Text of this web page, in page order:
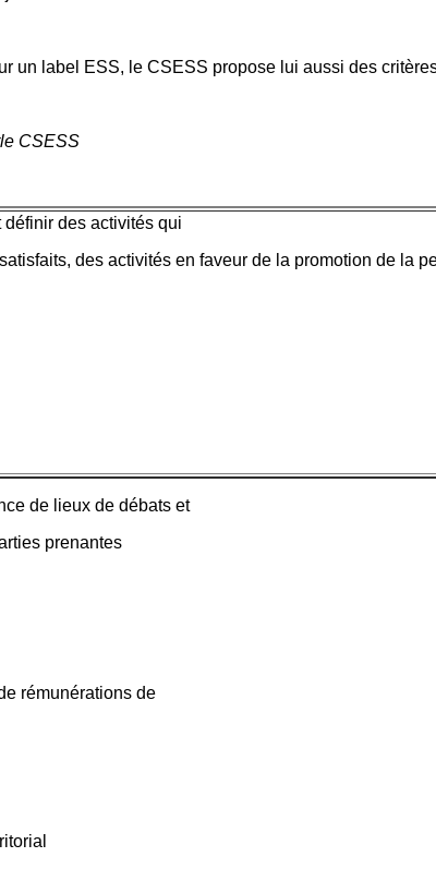
un label ESS, le CSESS propose lui aussi des
CSESS
définir des activités qui
des activités en faveur de la promotion de la
de lieux de débats et
prenantes
rémunérations de